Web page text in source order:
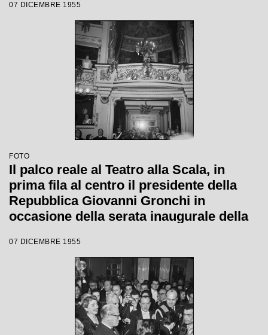
1955-1956 con l'opera "Norma" di
Vincenzo Bellini, diretta da Antonino
Votto, con la regia di Margherita
07 DICEMBRE 1955
FOTO
Il palco reale al Teatro alla Scala, in
prima fila al centro il presidente della
Repubblica Giovanni Gronchi in
occasione della serata inaugurale della
"Norma" di Vincenzo Bellini, diretta da
Antonino Votto, con la regia di
Margherita Wallmann
07 DICEMBRE 1955